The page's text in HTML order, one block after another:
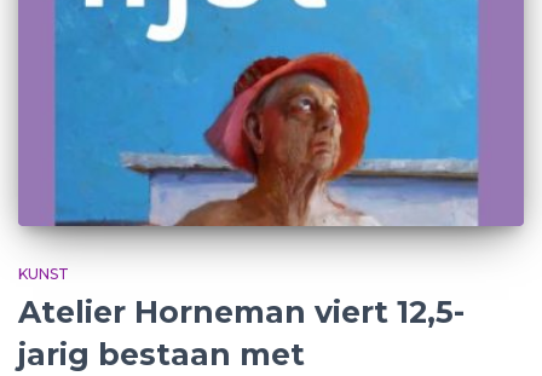
KUNST
Atelier Horneman viert 12,5-
jarig bestaan met